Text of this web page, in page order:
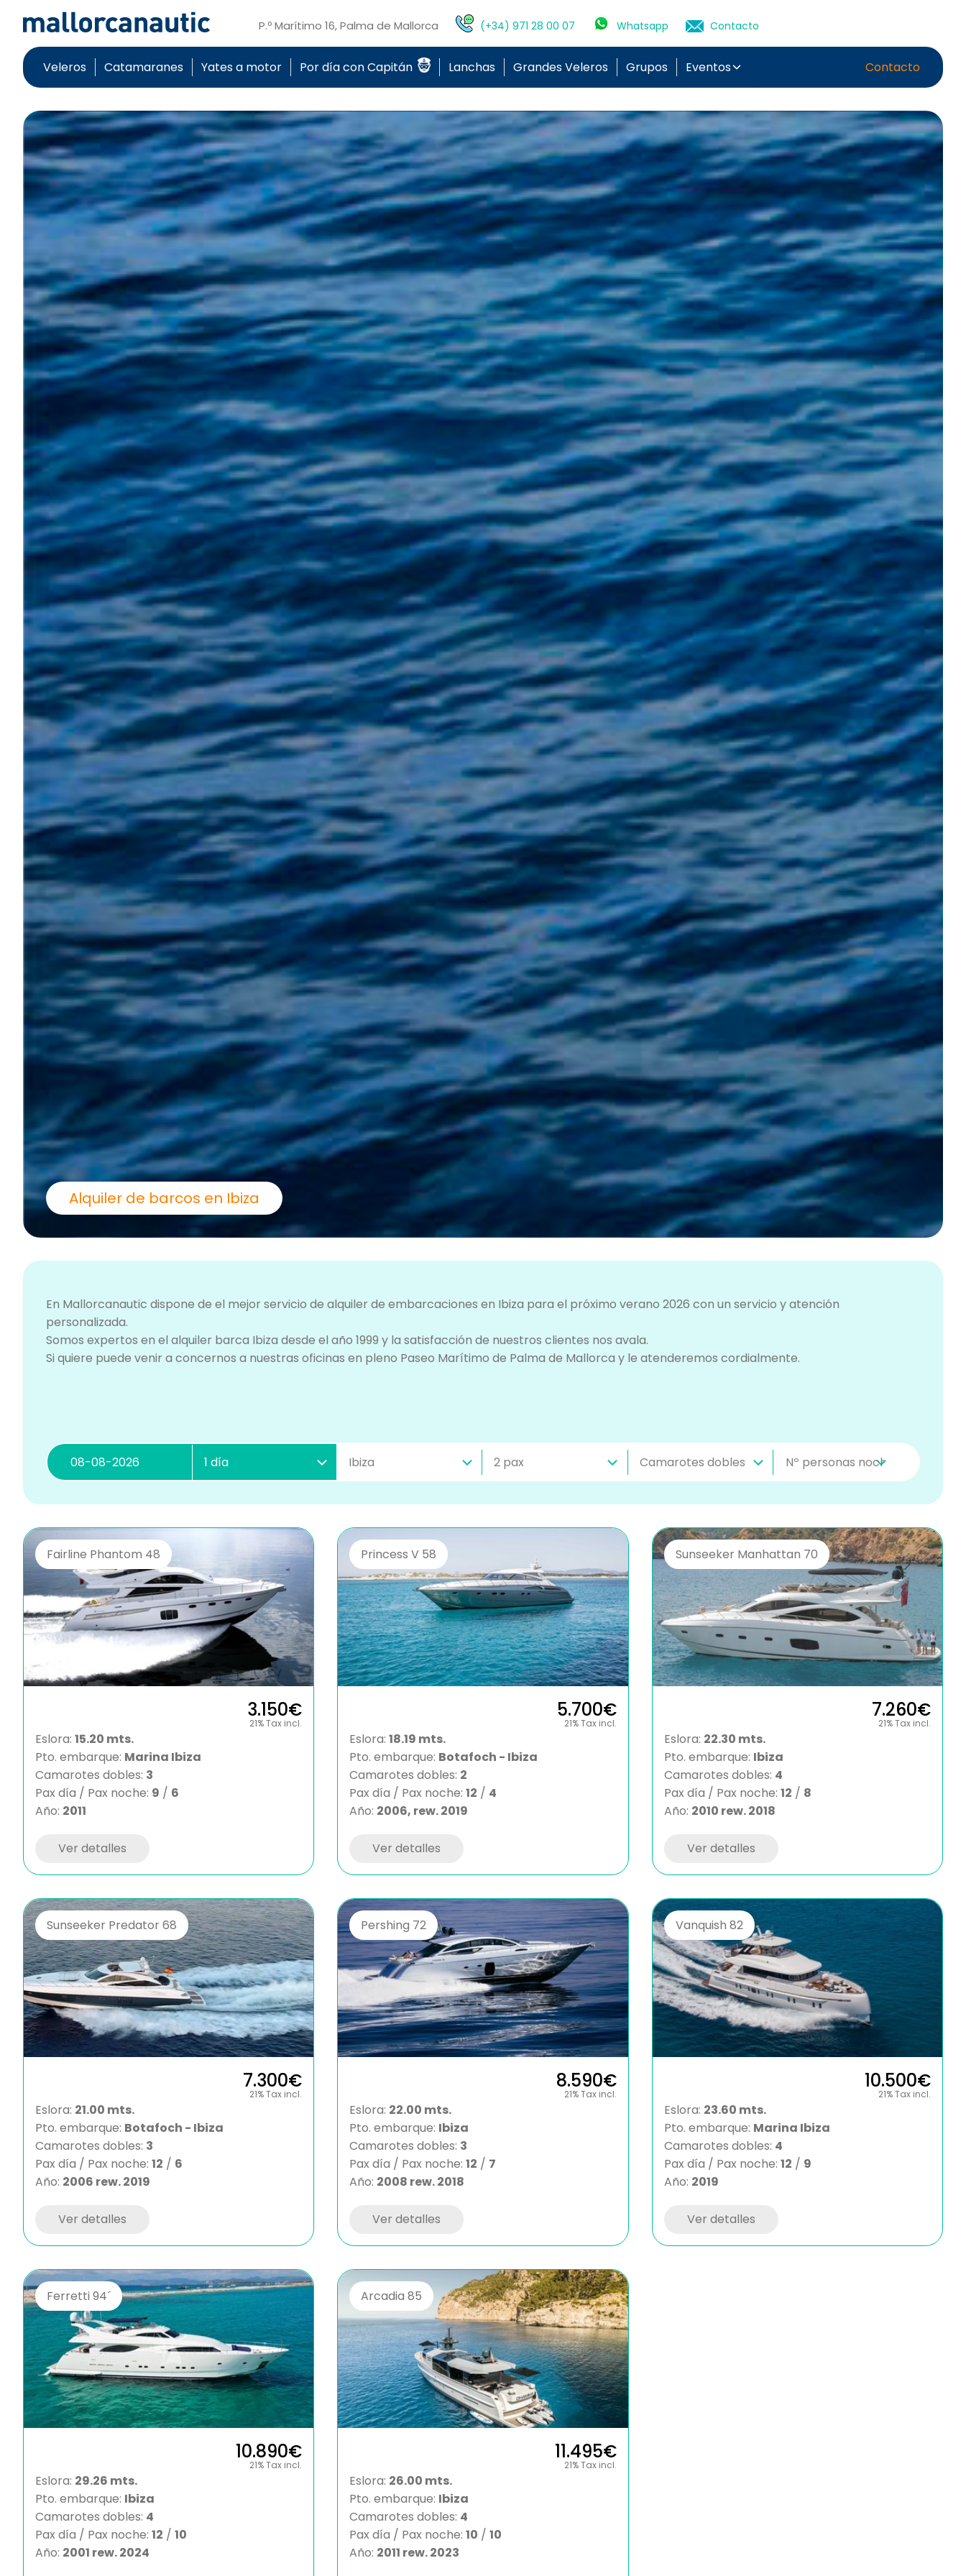
P.º Marítimo 16, Palma de Mallorca (+34) 971 28 00 07 Whatsapp Contacto
Veleros Catamaranes Yates a motor Por día con Capitán Lanchas Grandes Veleros Grupos Eventos Contacto
Alquiler de barcos en Ibiza
En Mallorcanautic dispone de el mejor servicio de alquiler de embarcaciones en Ibiza para el próximo verano 2026 con un servicio y atención
personalizada.
Somos expertos en el alquiler barca Ibiza desde el año 1999 y la satisfacción de nuestros clientes nos avala.
Si quiere puede venir a concernos a nuestras oficinas en pleno Paseo Marítimo de Palma de Mallorca y le atenderemos cordialmente.
Fairline Phantom 48
3.150€
21% Tax incl.
Eslora: 15.20 mts.
Pto. embarque: Marina Ibiza
Camarotes dobles: 3
Pax día / Pax noche: 9 / 6
Año: 2011
Ver detalles
Princess V 58
5.700€
21% Tax incl.
Eslora:18.19 mts.
Pto. embarque: Botafoch - Ibiza
Camarotes dobles: 2
Pax día / Pax noche:12 / 4
Año: 2006, rew. 2019
Ver detalles
Sunseeker Manhattan 70
7.260€
21% Tax incl.
Eslora: 22.30 mts.
Pto. embarque: Ibiza
Camarotes dobles: 4
Pax día / Pax noche: 12 / 8
Año: 2010 rew. 2018
Ver detalles
Sunseeker Predator 68
7.300€
21% Tax incl.
Eslora: 21.00 mts.
Pto. embarque: Botafoch - Ibiza
Camarotes dobles: 3
Pax día / Pax noche: 12 / 6
Año: 2006 rew. 2019
Ver detalles
Pershing 72
8.590€
21% Tax incl.
Eslora: 22.00 mts.
Pto. embarque: Ibiza
Camarotes dobles: 3
Pax día / Pax noche:12 / 7
Año: 2008 rew. 2018
Ver detalles
Vanquish 82
10.500€
21% Tax incl.
Eslora: 23.60 mts.
Pto. embarque: Marina Ibiza
Camarotes dobles: 4
Pax día / Pax noche: 12 / 9
Año: 2019
Ver detalles
Ferretti 94´
10.890€
21% Tax incl.
Eslora: 29.26 mts.
Pto. embarque: Ibiza
Camarotes dobles: 4
Pax día / Pax noche: 12 / 10
Año: 2001 rew. 2024
Arcadia 85
11.495€
21% Tax incl.
Eslora: 26.00 mts.
Pto. embarque: Ibiza
Camarotes dobles: 4
Pax día / Pax noche:10 /10
Año: 2011 rew. 2023